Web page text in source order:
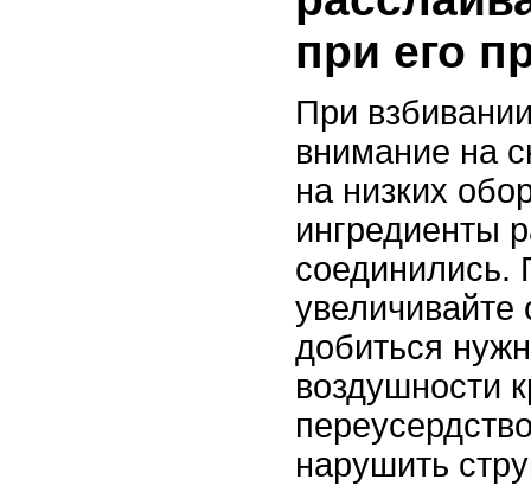
при его
При
внимание на
на низких
ингредиенты
соединились.
увеличивайте
добиться
воздушности
нарушить